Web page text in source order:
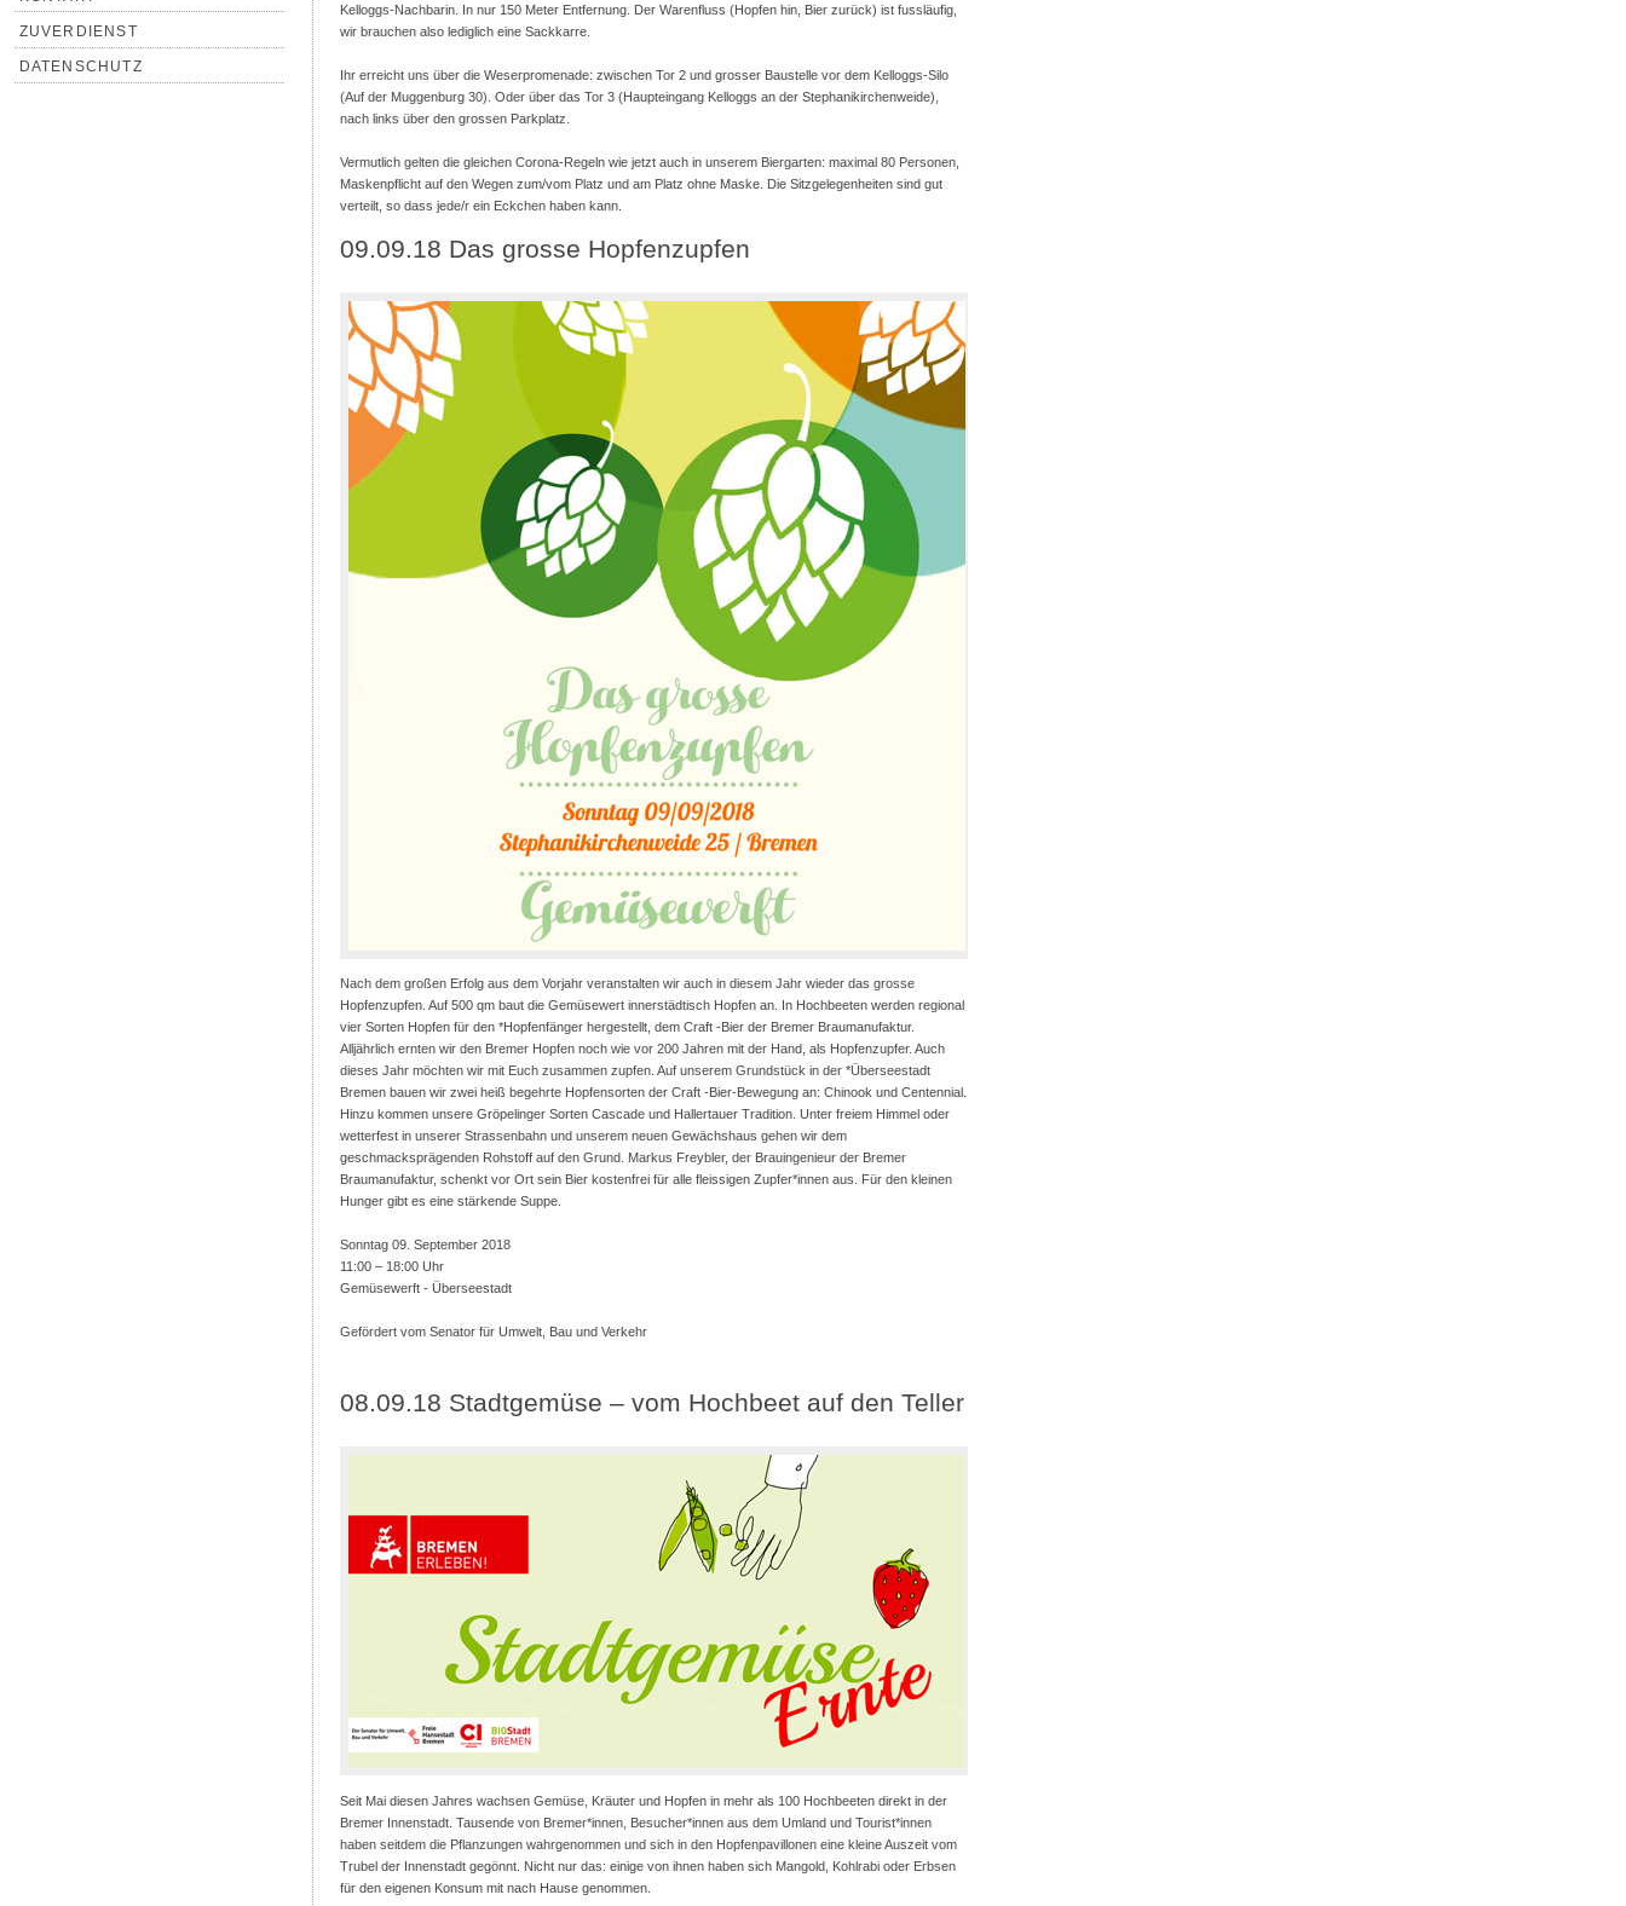
ZUVERDIENST
DATENSCHUTZ
Kelloggs-Nachbarin. In nur 150 Meter Entfernung. Der Warenfluss (Hopfen hin, Bier zurück) ist fussläufig,
wir brauchen also lediglich eine Sackkarre.
Ihr erreicht uns über die Weserpromenade: zwischen Tor 2 und grosser Baustelle vor dem Kelloggs-Silo
(Auf der Muggenburg 30). Oder über das Tor 3 (Haupteingang Kelloggs an der Stephanikirchenweide),
nach links über den grossen Parkplatz.
Vermutlich gelten die gleichen Corona-Regeln wie jetzt auch in unserem Biergarten: maximal 80 Personen,
Maskenpflicht auf den Wegen zum/vom Platz und am Platz ohne Maske. Die Sitzgelegenheiten sind gut
verteilt, so dass jede/r ein Eckchen haben kann.
09.09.18 Das grosse Hopfenzupfen
Nach dem großen Erfolg aus dem Vorjahr veranstalten wir auch in diesem Jahr wieder das grosse
Hopfenzupfen. Auf 500 qm baut die Gemüsewert innerstädtisch Hopfen an. In Hochbeeten werden regional
vier Sorten Hopfen für den *Hopfenfänger hergestellt, dem Craft -Bier der Bremer Braumanufaktur.
Alljährlich ernten wir den Bremer Hopfen noch wie vor 200 Jahren mit der Hand, als Hopfenzupfer. Auch
dieses Jahr möchten wir mit Euch zusammen zupfen. Auf unserem Grundstück in der *Überseestadt
Bremen bauen wir zwei heiß begehrte Hopfensorten der Craft -Bier-Bewegung an: Chinook und Centennial.
Hinzu kommen unsere Gröpelinger Sorten Cascade und Hallertauer Tradition. Unter freiem Himmel oder
wetterfest in unserer Strassenbahn und unserem neuen Gewächshaus gehen wir dem
geschmacksprägenden Rohstoff auf den Grund. Markus Freybler, der Brauingenieur der Bremer
Braumanufaktur, schenkt vor Ort sein Bier kostenfrei für alle fleissigen Zupfer*innen aus. Für den kleinen
Hunger gibt es eine stärkende Suppe.
Sonntag 09. September 2018
11:00 – 18:00 Uhr
Gemüsewerft - Überseestadt
Gefördert vom Senator für Umwelt, Bau und Verkehr
08.09.18 Stadtgemüse – vom Hochbeet auf den Teller
Seit Mai diesen Jahres wachsen Gemüse, Kräuter und Hopfen in mehr als 100 Hochbeeten direkt in der
Bremer Innenstadt. Tausende von Bremer*innen, Besucher*innen aus dem Umland und Tourist*innen
haben seitdem die Pflanzungen wahrgenommen und sich in den Hopfenpavillonen eine kleine Auszeit vom
Trubel der Innenstadt gegönnt. Nicht nur das: einige von ihnen haben sich Mangold, Kohlrabi oder Erbsen
für den eigenen Konsum mit nach Hause genommen.